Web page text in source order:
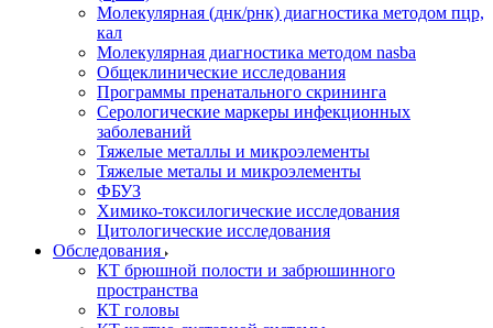
Молекулярная (днк/рнк) диагностика методом пцр,
кал
Молекулярная диагностика методом nasba
Общеклинические исследования
Программы пренатального скрининга
Серологические маркеры инфекционных
заболеваний
Тяжелые металлы и микроэлементы
Тяжелые металы и микроэлементы
ФБУЗ
Химико-токсилогические исследования
Цитологические исследования
Обследования
КТ брюшной полости и забрюшинного
пространства
КТ головы